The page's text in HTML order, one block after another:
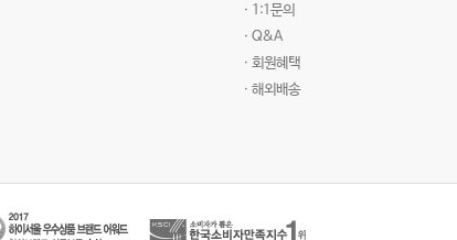
ㆍ1:1문의
ㆍQ&A
ㆍ회원혜택
ㆍ해외배송